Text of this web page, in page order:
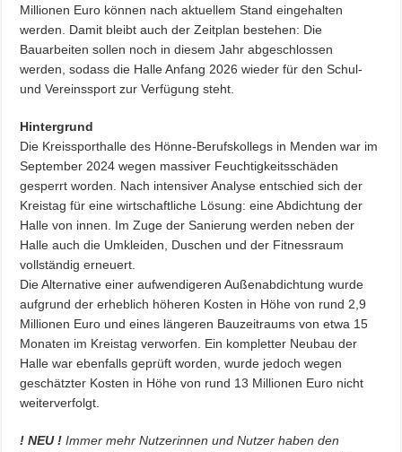
Millionen Euro können nach aktuellem Stand eingehalten
werden. Damit bleibt auch der Zeitplan bestehen: Die
Bauarbeiten sollen noch in diesem Jahr abgeschlossen
werden, sodass die Halle Anfang 2026 wieder für den Schul-
und Vereinssport zur Verfügung steht.
Hintergrund
Die Kreissporthalle des Hönne-Berufskollegs in Menden war im
September 2024 wegen massiver Feuchtigkeitsschäden
gesperrt worden. Nach intensiver Analyse entschied sich der
Kreistag für eine wirtschaftliche Lösung: eine Abdichtung der
Halle von innen. Im Zuge der Sanierung werden neben der
Halle auch die Umkleiden, Duschen und der Fitnessraum
vollständig erneuert.
Die Alternative einer aufwendigeren Außenabdichtung wurde
aufgrund der erheblich höheren Kosten in Höhe von rund 2,9
Millionen Euro und eines längeren Bauzeitraums von etwa 15
Monaten im Kreistag verworfen. Ein kompletter Neubau der
Halle war ebenfalls geprüft worden, wurde jedoch wegen
geschätzter Kosten in Höhe von rund 13 Millionen Euro nicht
weiterverfolgt.
! NEU ! Immer mehr Nutzerinnen und Nutzer haben den